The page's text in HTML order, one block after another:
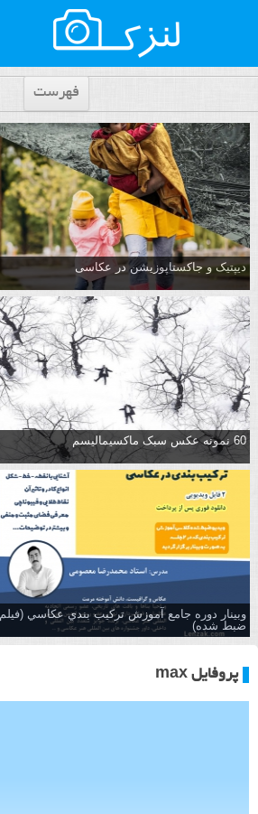
فهرست
دیپتیک و جاکستا‌پوزیشن در عکاسی
60 نمونه عکس سبک ماکسیمالیسم
وبینار دوره جامع آموزش تركيب بندي عكاسي (فیلم
ضبط شده)
پروفایل max